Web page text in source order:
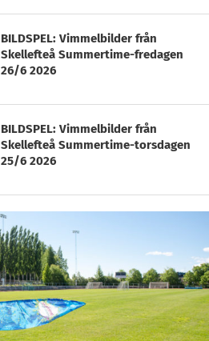
BILDSPEL: Vimmelbilder från
Skellefteå Summertime-fredagen
26/6 2026
BILDSPEL: Vimmelbilder från
Skellefteå Summertime-torsdagen
25/6 2026